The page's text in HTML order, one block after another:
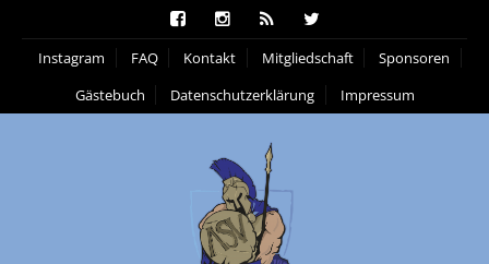
Instagram FAQ Kontakt Mitgliedschaft
Sponsoren
Gästebuch
Datenschutzerklärung Impressum